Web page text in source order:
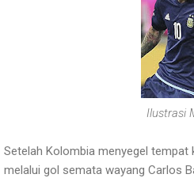
Ilustrasi
Setelah Kolombia menyegel
melalui gol semata wayang Carlos